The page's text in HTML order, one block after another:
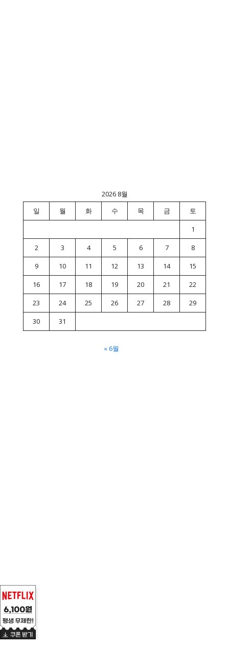
2026 8월
일
월 화 수 목 금
토
1
2
3 4 5 6 7
8
9
10 11 12 13 14
15
16
17 18 19 20 21
22
23
24 25 26 27 28
29
30
31
« 6월